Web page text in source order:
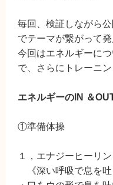
毎回、検証しながら
でテーマが繋がって
今回はエネルギーに
で、さらにトレーニン
エネルギーのIN ＆
①準備体操
１，エナジーヒーリ
《深い呼吸で息を吐